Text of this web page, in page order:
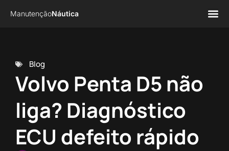
ManutençãoNáutica
Blog
Volvo Penta D5 não
liga? Diagnóstico
ECU defeito rápido